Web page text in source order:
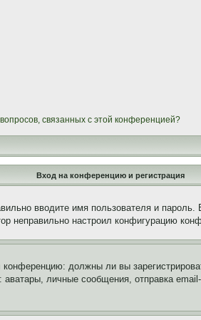
связанных с этой конференцией?
Вход на конференцию и регистрация
вводите имя пользователя и
неправильно настроил конфигурацию
должны ли вы
личные сообщения, отправка